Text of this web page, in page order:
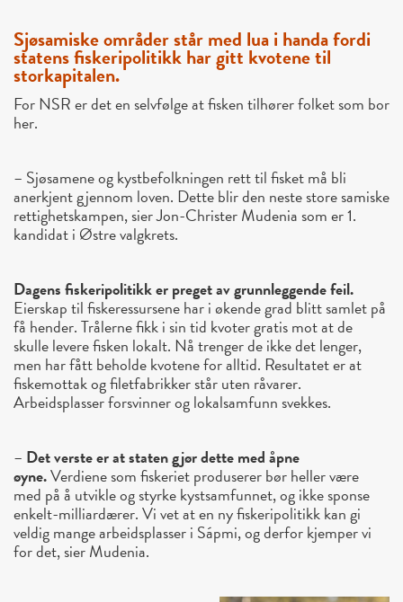
Sjøsamiske områder står med lua i handa fordi
statens fiskeripolitikk har gitt kvotene til
storkapitalen.
For NSR er det en selvfølge at fisken tilhører folket som bor
her.
– Sjøsamene og kystbefolkningen rett til fisket må bli
anerkjent gjennom loven. Dette blir den neste store samiske
rettighetskampen, sier Jon-Christer Mudenia som er 1.
kandidat i Østre valgkrets.
Dagens fiskeripolitikk er preget av grunnleggende feil.
Eierskap til fiskeressursene har i økende grad blitt samlet på
få hender. Trålerne fikk i sin tid kvoter gratis mot at de
skulle levere fisken lokalt. Nå trenger de ikke det lenger,
men har fått beholde kvotene for alltid. Resultatet er at
fiskemottak og filetfabrikker står uten råvarer.
Arbeidsplasser forsvinner og lokalsamfunn svekkes.
– Det verste er at staten gjør dette med åpne
øyne.Verdiene som fiskeriet produserer bør heller være
med på å utvikle og styrke kystsamfunnet, og ikke sponse
enkelt-milliardærer. Vi vet at en ny fiskeripolitikk kan gi
veldig mange arbeidsplasser i Sápmi, og derfor kjemper vi
for det, sier Mudenia.